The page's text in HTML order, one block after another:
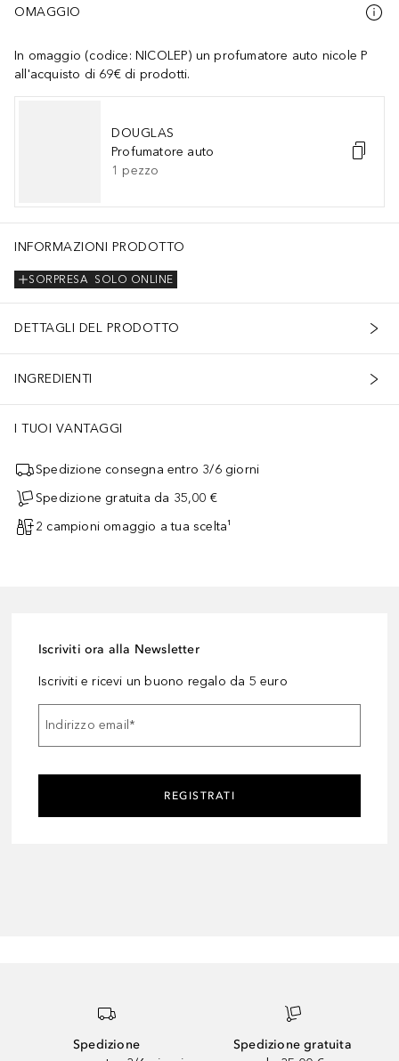
OMAGGIO
In omaggio (codice: NICOLEP) un profumatore auto nicole P
all'acquisto di 69€ di prodotti.
DOUGLAS
Profumatore auto
1 pezzo
INFORMAZIONI PRODOTTO
SOLO ONLINE
SORPRESA
DETTAGLI DEL PRODOTTO
INGREDIENTI
I TUOI VANTAGGI
Spedizione consegna entro 3/6 giorni
Spedizione gratuita da 35,00 €
2 campioni omaggio a tua scelta¹
Iscriviti ora alla Newsletter
Iscriviti e ricevi un buono regalo da 5 euro
Indirizzo email*
REGISTRATI
Spedizione
Spedizione gratuita